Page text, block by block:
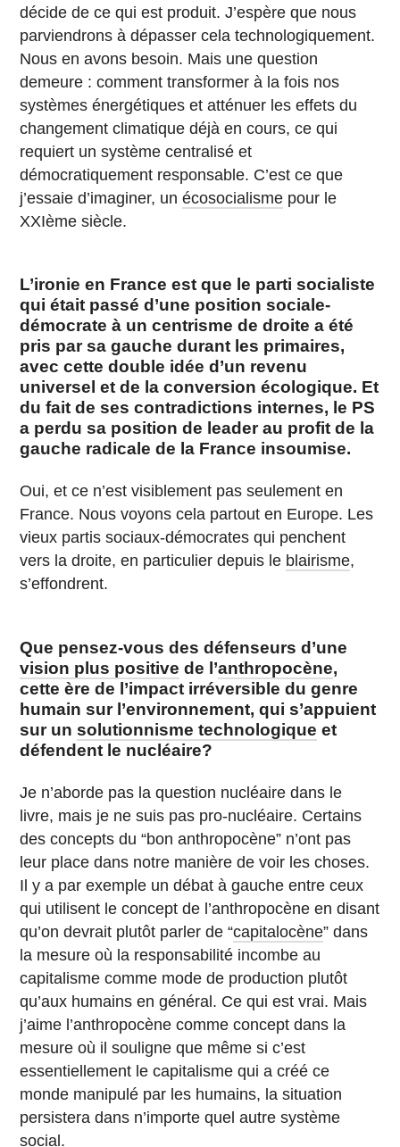
décide de ce qui est produit. J’espère que nous
parviendrons à dépasser cela technologiquement.
Nous en avons besoin. Mais une question
demeure : comment transformer à la fois nos
systèmes énergétiques et atténuer les effets du
changement climatique déjà en cours, ce qui
requiert un système centralisé et
démocratiquement responsable. C’est ce que
j’essaie d’imaginer, unécosocialisme pour le
XXIème siècle.
L’ironie en France est que le parti socialiste
qui était passé d’une position sociale-
démocrate à un centrisme de droite a été
pris par sa gauche durant les primaires,
avec cette double idée d’un revenu
universel et de la conversion écologique. Et
du fait de ses contradictions internes, le PS
a perdu sa position de leader au profit de la
gauche radicale de la France insoumise.
Oui, et ce n’est visiblement pas seulement en
France. Nous voyons cela partout en Europe. Les
vieux partis sociaux-démocrates qui penchent
vers la droite, en particulier depuis le blairisme,
s’effondrent.
Que pensez-vous des défenseurs d’une
vision plus positive de l’anthropocène,
cette ère de l’impact irréversible du genre
humain sur l’environnement, qui s’appuient
sur unsolutionnisme technologique et
défendent le nucléaire?
Je n’aborde pas la question nucléaire dans le
livre, mais je ne suis pas pro-nucléaire. Certains
des concepts du “bon anthropocène” n’ont pas
leur place dans notre manière de voir les choses.
Il y a par exemple un débat à gauche entre ceux
qui utilisent le concept de l’anthropocène en disant
qu’on devrait plutôt parler de “capitalocène” dans
la mesure où la responsabilité incombe au
capitalisme comme mode de production plutôt
qu’aux humains en général. Ce qui est vrai. Mais
j’aime l’anthropocène comme concept dans la
mesure où il souligne que même si c’est
essentiellement le capitalisme qui a créé ce
monde manipulé par les humains, la situation
persistera dans n’importe quel autre système
social.